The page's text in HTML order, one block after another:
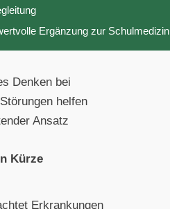
Ergänzung zur Schulmedizin
Denken bei
helfen
Ansatz
Kürze
Erkrankungen